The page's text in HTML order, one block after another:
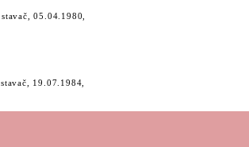
05.04.1980,
19.07.1984,